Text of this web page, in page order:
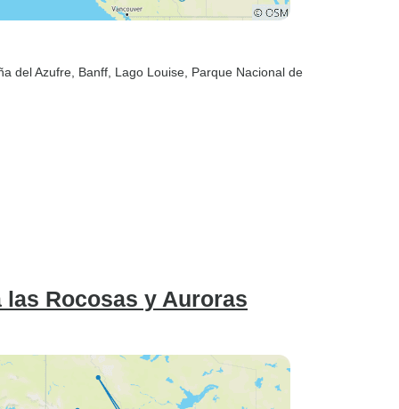
del Azufre , Banff , Lago Louise , Parque Nacional de
Rocosas y Auroras